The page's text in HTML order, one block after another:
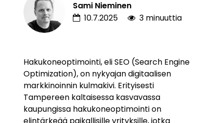
Sami Nieminen
10.7.2025
3 minuuttia
Hakukoneoptimointi, eli SEO (Search Engine
Optimization), on nykyajan digitaalisen
markkinoinnin kulmakivi. Erityisesti
Tampereen kaltaisessa kasvavassa
kaupungissa hakukoneoptimointi on
elintärkeää paikallisille yrityksille, jotka